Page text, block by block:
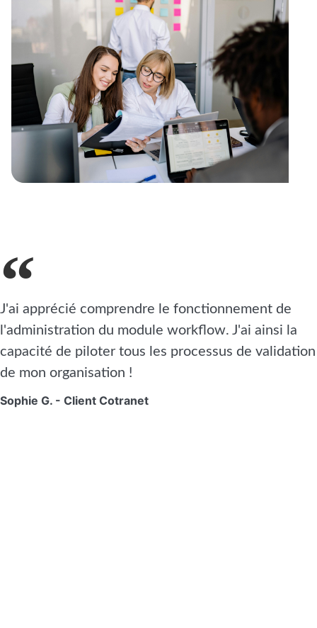
J'ai apprécié comprendre le fonctionnement de
l'administration du module workflow. J'ai ainsi la
capacité de piloter tous les processus de validation
de mon organisation !
Sophie G. - Client Cotranet